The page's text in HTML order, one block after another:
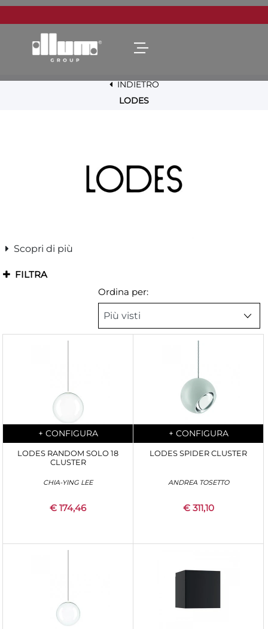
Open menu
INDIETRO
LODES
Scopri di più
FILTRA
Ordina per:
Quantità
+ CONFIGURA
LODES RANDOM SOLO 18
CLUSTER
CHIA-YING LEE
€ 174,46
Quantità
+ CONFIGURA
LODES SPIDER CLUSTER
ANDREA TOSETTO
€ 311,10